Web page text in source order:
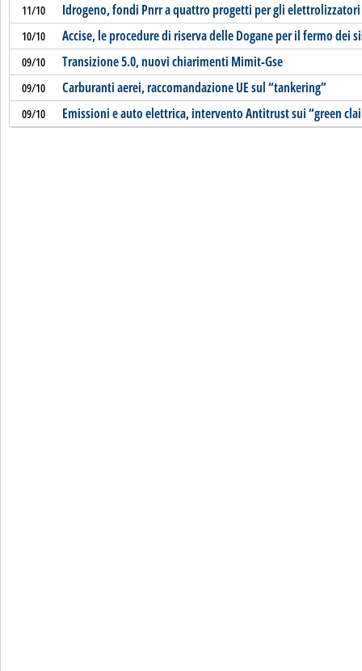
11/10 Idrogeno, fondi Pnrr a quattro progetti per gli elettrolizzatori
10/10 Accise, le procedure di riserva delle Dogane per il fermo dei
09/10 Transizione 5.0, nuovi chiarimenti Mimit-Gse
09/10 Carburanti aerei, raccomandazione UE sul “tankering”
09/10 Emissioni e auto elettrica, intervento Antitrust sui “green